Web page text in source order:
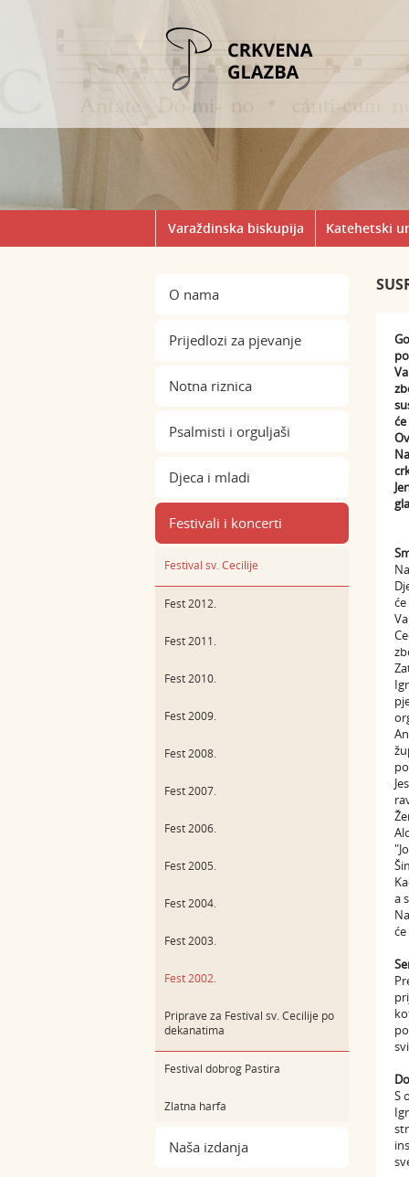
Varaždinska biskupija Katehetski
O nama
Prijedlozi za pjevanje
Notna riznica
Psalmisti i orguljaši
Djeca i mladi
Festivali i koncerti
Festival sv. Cecilije
Fest 2012.
Fest 2011.
Fest 2010.
Fest 2009.
Fest 2008.
Fest 2007.
Fest 2006.
Fest 2005.
Fest 2004.
Fest 2003.
Fest 2002.
Priprave za Festival sv. Cecilije po
dekanatima
Festival dobrog Pastira
Zlatna harfa
Naša izdanja
a
S